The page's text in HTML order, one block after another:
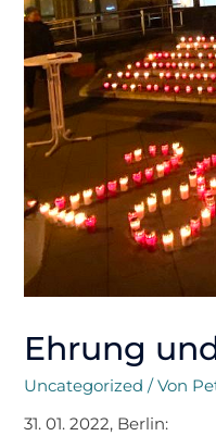
Ehrung
Uncategorized / Von
31. 01. 2022, Berlin: